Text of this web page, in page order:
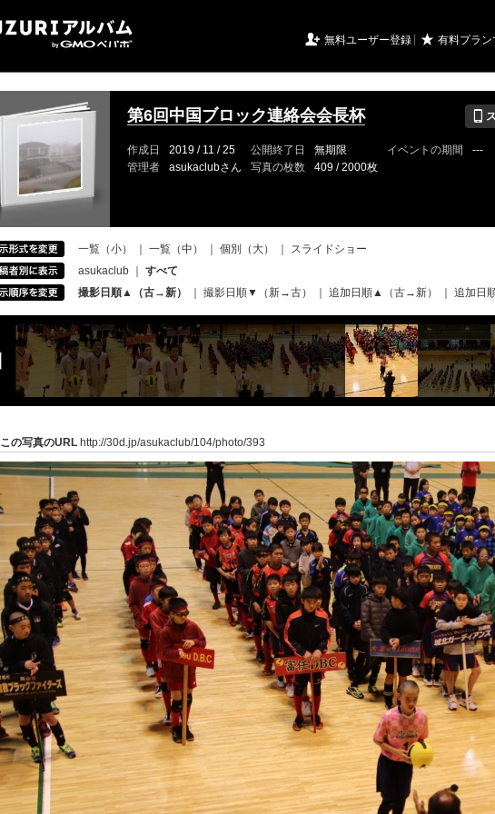
 無料ユーザー登録 ★ 有料プラン
第6回中国ブロック連絡会会長杯 📱
作成日 2019 / 11 / 25 公開終了日 無期限 イベントの期間
---
管理者
asukaclubさん 写真の枚数 409 / 2000枚
一覧（小） 一覧（中） 個別（大）
スライドショー
asukaclub
すべて
撮影日順▲（古→新）
撮影日順▼（新→古） 追加日順▲（古→新） 追加日
この写真のURL http://30d.jp/asukaclub/104/photo/393